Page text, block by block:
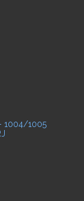
1004/1005